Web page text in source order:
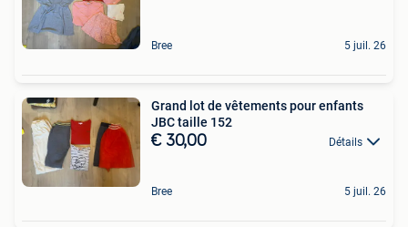
Bree 5 juil. 26
Grand lot de vêtements pour enfants
JBC taille 152
€ 30,00 Détails
Bree 5 juil. 26